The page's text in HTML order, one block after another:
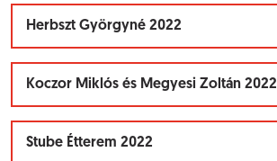
Herbszt Györgyné 2022
Koczor Miklós és Megyesi Zoltán 2022
Stube Étterem 2022